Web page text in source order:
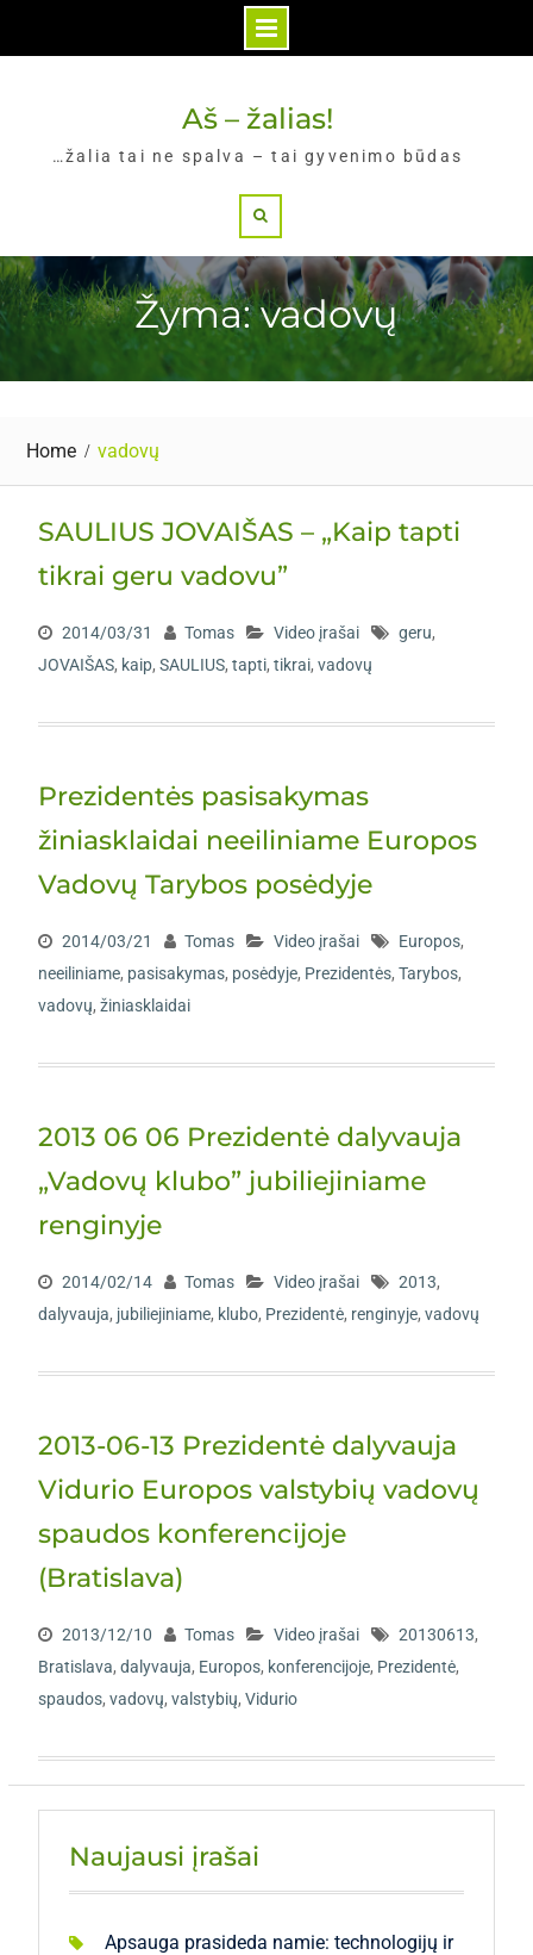
Aš – žalias!
…žalia tai ne spalva – tai gyvenimo būdas
Žyma: vadovų
Home vadovų
SAULIUS JOVAIŠAS – „Kaip tapti
tikrai geru vadovu”
2014/03/31 Tomas Video įrašai geru,
JOVAIŠAS, kaip, SAULIUS, tapti, tikrai, vadovų
Prezidentės pasisakymas
žiniasklaidai neeiliniame Europos
Vadovų Tarybos posėdyje
2014/03/21 Tomas Video įrašai Europos,
neeiliniame, pasisakymas, posėdyje, Prezidentės, Tarybos,
vadovų, žiniasklaidai
2013 06 06 Prezidentė dalyvauja
„Vadovų klubo” jubiliejiniame
renginyje
2014/02/14 Tomas Video įrašai 2013,
dalyvauja, jubiliejiniame, klubo, Prezidentė, renginyje, vadovų
2013-06-13 Prezidentė dalyvauja
Vidurio Europos valstybių vadovų
spaudos konferencijoje
(Bratislava)
2013/12/10 Tomas Video įrašai 20130613,
Bratislava, dalyvauja, Europos, konferencijoje, Prezidentė,
spaudos, vadovų, valstybių, Vidurio
Naujausi įrašai
Apsauga prasideda namie: technologijų ir